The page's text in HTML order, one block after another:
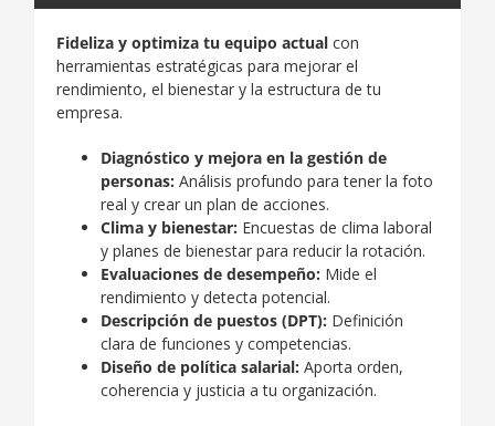
Fideliza y optimiza tu equipo actualcon
herramientas estratégicas para mejorar el
rendimiento, el bienestar y la estructura de tu
empresa.
Diagnóstico y mejora en la gestión de
personas: Análisis profundo para tener la foto
real y crear un plan de acciones.
Clima y bienestar: Encuestas de clima laboral
y planes de bienestar para reducir la rotación.
Evaluaciones de desempeño: Mide el
rendimiento y detecta potencial.
Descripción de puestos (DPT): Definición
clara de funciones y competencias.
Diseño de política salarial: Aporta orden,
coherencia y justicia a tu organización.